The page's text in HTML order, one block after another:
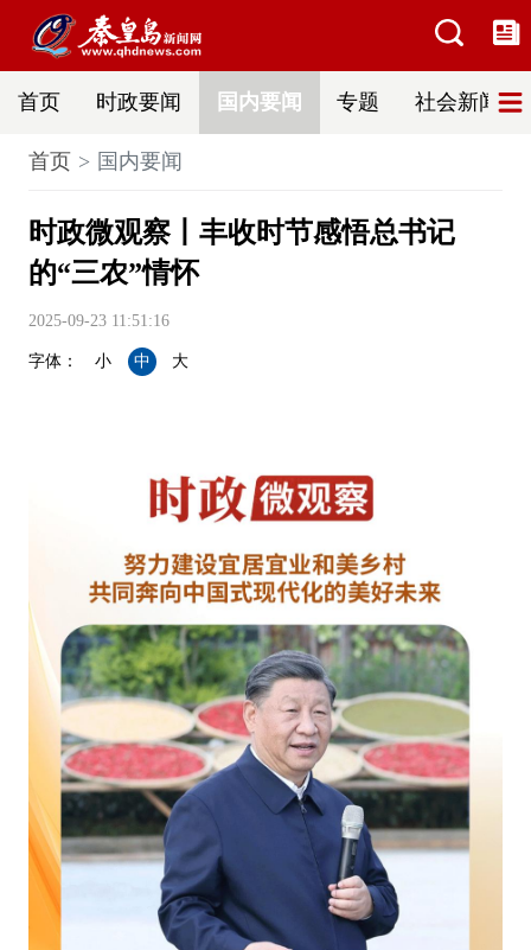
首页 时政要闻 国内要闻 专题 社会新闻
首页 国内要闻
时政微观察丨丰收时节感悟总书记
的“三农”情怀
2025-09-23 11:51:16
字体： 小 中 大